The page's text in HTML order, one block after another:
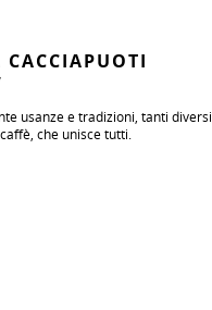
CACCIAPUOTI
usanze e tradizioni, tanti diversi
che unisce tutti.